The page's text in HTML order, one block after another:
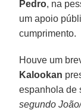
Pedro, na
um apoio
cumprimento.
Houve um
Kalookan
espanhola de
segundo